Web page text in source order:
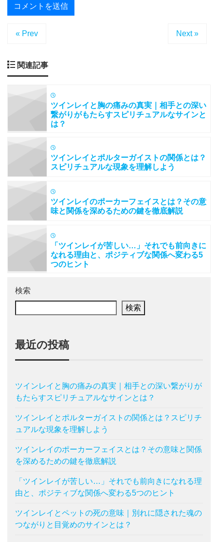
« Prev Next »
関連記事
ツインレイと胸の痛みの真実｜相手との深い
繋がりがもたらすスピリチュアルなサインと
は？
ツインレイとポルターガイストの関係とは？
スピリチュアルな現象を理解しよう
ツインレイのポーカーフェイスとは？その意
味と関係を深めるための鍵を徹底解説
「ツインレイが苦しい…」それでも前向きに
なれる理由と、ポジティブな関係へ変わる5
つのヒント
検索
検索
最近の投稿
ツインレイと胸の痛みの真実｜相手との深い繋がりが
もたらすスピリチュアルなサインとは？
ツインレイとポルターガイストの関係とは？スピリチ
ュアルな現象を理解しよう
ツインレイのポーカーフェイスとは？その意味と関係
を深めるための鍵を徹底解説
「ツインレイが苦しい…」それでも前向きになれる理
由と、ポジティブな関係へ変わる5つのヒント
ツインレイとペットの死の意味｜別れに隠された魂の
つながりと目覚めのサインとは？